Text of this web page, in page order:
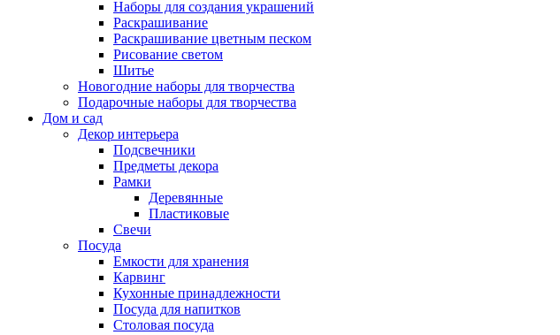
Наборы для создания украшений
Раскрашивание
Раскрашивание цветным песком
Рисование светом
Шитье
Новогодние наборы для творчества
Подарочные наборы для творчества
Дом и сад
Декор интерьера
Подсвечники
Предметы декора
Рамки
Деревянные
Пластиковые
Свечи
Посуда
Емкости для хранения
Карвинг
Кухонные принадлежности
Посуда для напитков
Столовая посуда